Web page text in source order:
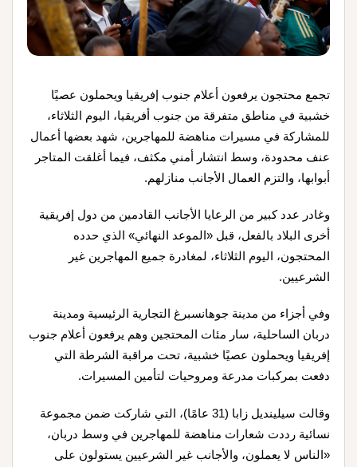
تجمع محتجون يرفعون أعلام جنوب إفريقيا ويحملون عصيًا
خشبية في مناطق متفرقة من جنوب أفريقيا، اليوم الثلاثاء،
للمشاركة في مسيرات مناهضة للمهاجرين، شهد بعضها أعمال
عنف محدودة، وسط انتشار أمني مكثف، فيما أغلقت المتاجر
أبوابها، والتزم العمال الأجانب منازلهم.
وغادر عدد كبير من الرعايا الأجانب القادمين من دول إفريقية
أخرى البلاد بالفعل، قبل «الموعد النهائي» الذي حدده
المحتجون، اليوم الثلاثاء، لمغادرة جميع المهاجرين غير
الشرعيين.
وفي أجزاء من مدينة جوهانسبرغ التجارية الرئيسية ومدينة
دربان الساحلية، سار مئات المحتجين وهم يرفعون أعلام جنوب
إفريقيا ويحملون عصيًا خشبية، تحت مراقبة الشرطة التي
دفعت بمركبات مدرعة ومروحيات لتأمين المسيرات.
وقالت سيلينديل زابا (31 عامًا)، التي شاركت ضمن مجموعة
نسائية رددت شعارات مناهضة للمهاجرين في وسط دربان،
«الناس لا يعملون، والأجانب غير الشرعيين يستولون على